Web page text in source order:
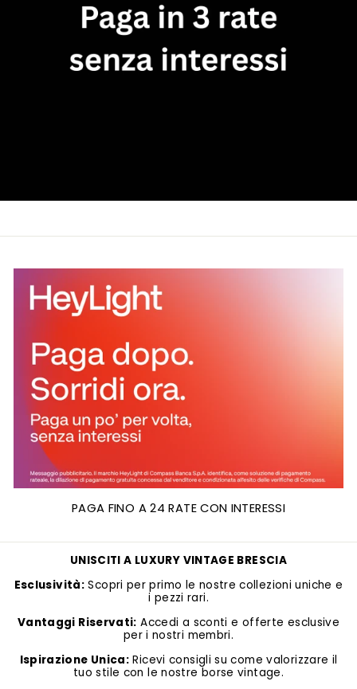
PAGA FINO A 24 RATE CON INTERESSI
UNISCITI A LUXURY VINTAGE BRESCIA
Esclusività: Scopri per primo le nostre collezioni uniche e
i pezzi rari.
Vantaggi Riservati: Accedi a sconti e offerte esclusive
per i nostri membri.
Ispirazione Unica: Ricevi consigli su come valorizzare il
tuo stile con le nostre borse vintage.